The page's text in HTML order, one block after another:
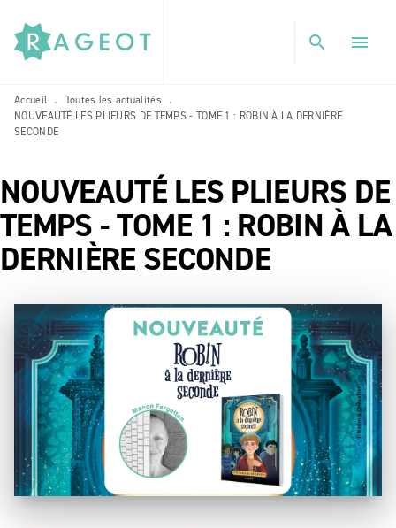
MENU RECHERCHE
PIED DE PAGE
search menu
Accueil • Toutes les actualités
•
NOUVEAUTÉ LES PLIEURS DE TEMPS - TOME 1 : ROBIN À LA DERNIÈRE
SECONDE
NOUVEAUTÉ LES PLIEURS DE
TEMPS - TOME 1 : ROBIN À LA
DERNIÈRE SECONDE